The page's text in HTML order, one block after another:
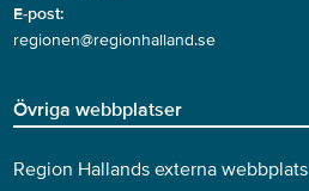
E-post:
regionen@regionhalland.se
Övriga webbplatser
Region Hallands externa webbplats